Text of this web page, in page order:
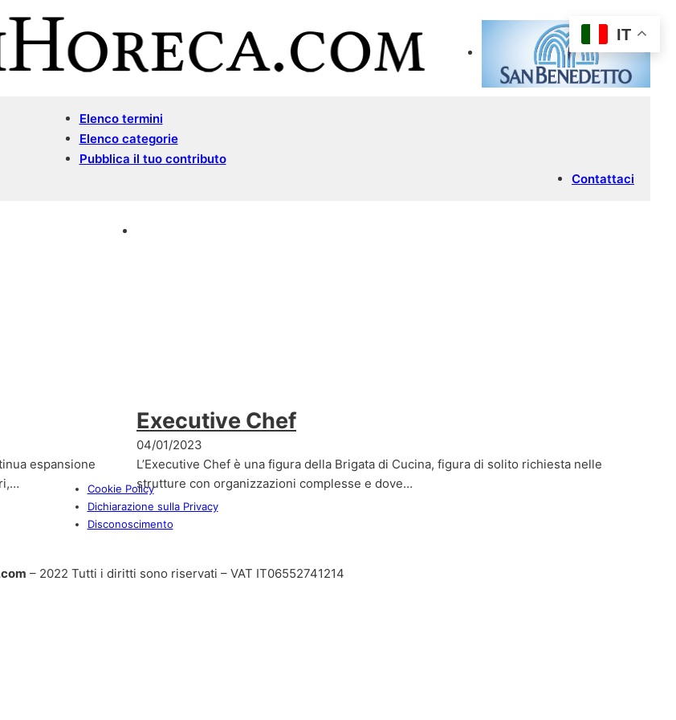
Elenco termini
Elenco categorie
Pubblica il tuo contributo
Contattaci
espansione
Executive Chef
04/01/2023
L’Executive Chef è una figura della Brigata di Cucina, figura di solito richiesta nelle
strutture con organizzazioni complesse e dove…
Cookie Policy
Dichiarazione sulla Privacy
Disconoscimento
– 2022 Tutti i diritti sono riservati – VAT IT06552741214
IT